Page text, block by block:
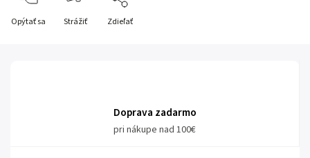
Opýtať sa Strážiť Zdieľať
Doprava zadarmo
pri nákupe nad 100€